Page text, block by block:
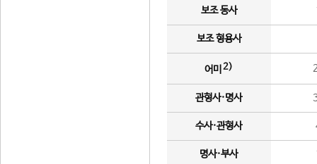
보조 동사
보조 형용사
어미 2)
관형사·명사
수사·관형사
명사·부사